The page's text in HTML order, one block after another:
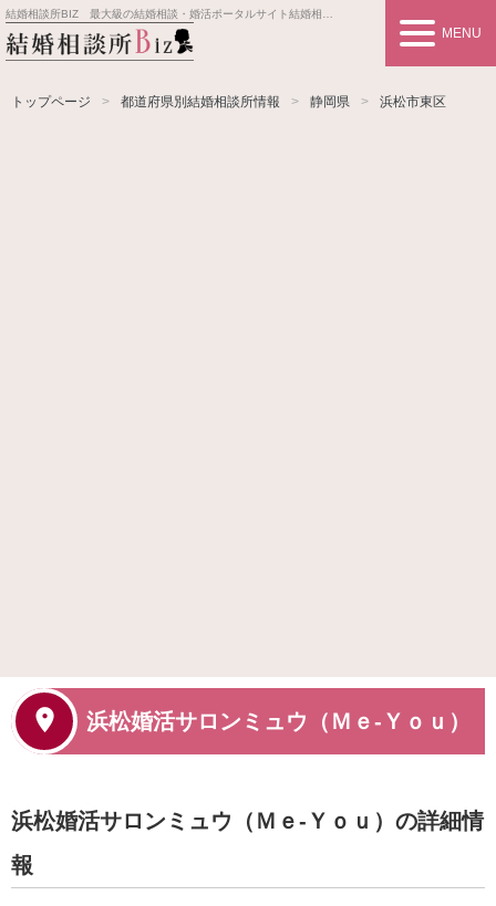
結婚相談所BIZ 最大級の結婚相談・婚活ポータルサイト結婚相談所事業者情報や婚活お見合いの悩み、対策を紹介します。
MENU
トップページ 都道府県別結婚相談所情報 静岡県 浜松市東区
浜松婚活サロンミュウ（Ｍｅ‐Ｙｏｕ）
浜松婚活サロンミュウ（Ｍｅ‐Ｙｏｕ）の詳細情
報